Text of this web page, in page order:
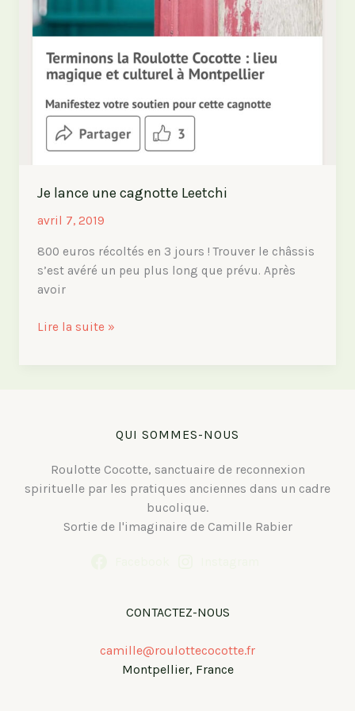
Je lance une cagnotte Leetchi
avril 7, 2019
800 euros récoltés en 3 jours ! Trouver le châssis
s’est avéré un peu plus long que prévu. Après
avoir
Je
Lire la suite »
QUI SOMMES-NOUS
Roulotte Cocotte, sanctuaire de reconnexion
spirituelle par les pratiques anciennes dans un cadre
bucolique.
Sortie de l'imaginaire de Camille Rabier
CONTACTEZ-NOUS
camille@roulottecocotte.fr
Montpellier, France